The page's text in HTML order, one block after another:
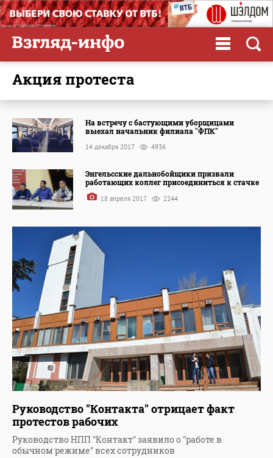
акция протеста
На встречу с бастующими уборщицами
выехал начальник филиала "ФПК"
14 декабря 2017 4936
Энгельсские дальнобойщики призвали
работающих коллег присоединиться к стачке
18 апреля 2017 2244
Руководство "Контакта" отрицает факт
протестов рабочих
Руководство НПП "Контакт" заявило о "работе в
обычном режиме" всех сотрудников